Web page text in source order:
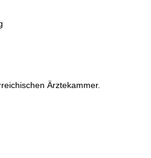
Ärztekammer.